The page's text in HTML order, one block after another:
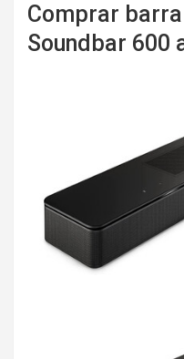
Comprar
Soundbar 600